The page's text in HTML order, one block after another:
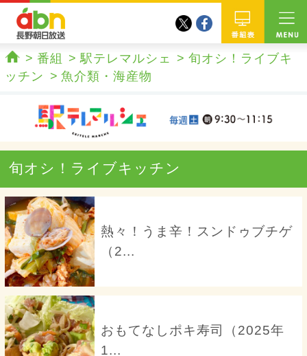
番組
twitterfacebook
ホーム
番組 駅テレマルシェ
旬オシ！ライブキ
ッチン
魚介類・海産物
旬オシ！ライブキッチン
熱々！うま辛！スンドゥブチゲ
（2...
おもてなしポキ寿司（2025年
1...